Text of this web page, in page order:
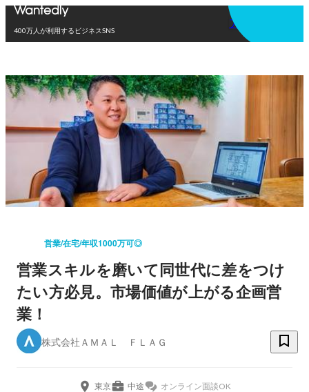
400万人が利用するビジネスSNS
アプリを使う
営業/在宅/年収1000万可◎
営業スキルを磨いて同世代に差をつけ
たい方必見。市場価値が上がる企画営
業！
株式会社ＡＭＡＬ ＦＬＡＧ
東京 中途 オンライン面談OK